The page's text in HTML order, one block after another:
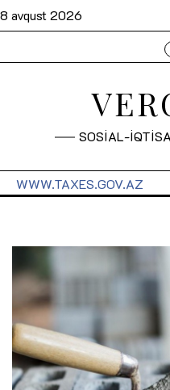
8 avqust 2026
SOSİAL-
WWW.TAXES.GOV.AZ